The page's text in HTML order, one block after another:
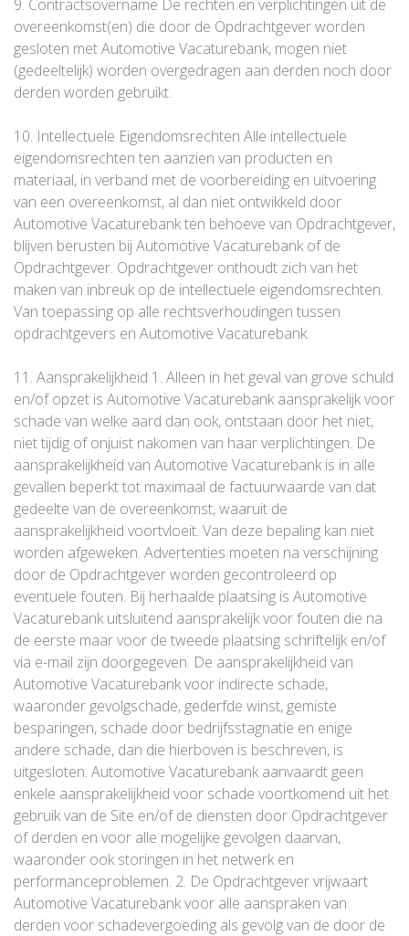
9. Contractsovername De rechten en verplichtingen uit de
overeenkomst(en) die door de Opdrachtgever worden
gesloten met Automotive Vacaturebank, mogen niet
(gedeeltelijk) worden overgedragen aan derden noch door
derden worden gebruikt.
10. Intellectuele Eigendomsrechten Alle intellectuele
eigendomsrechten ten aanzien van producten en
materiaal, in verband met de voorbereiding en uitvoering
van een overeenkomst, al dan niet ontwikkeld door
Automotive Vacaturebank ten behoeve van Opdrachtgever,
blijven berusten bij Automotive Vacaturebank of de
Opdrachtgever. Opdrachtgever onthoudt zich van het
maken van inbreuk op de intellectuele eigendomsrechten.
Van toepassing op alle rechtsverhoudingen tussen
opdrachtgevers en Automotive Vacaturebank.
11. Aansprakelijkheid 1. Alleen in het geval van grove schuld
en/of opzet is Automotive Vacaturebank aansprakelijk voor
schade van welke aard dan ook, ontstaan door het niet,
niet tijdig of onjuist nakomen van haar verplichtingen. De
aansprakelijkheid van Automotive Vacaturebank is in alle
gevallen beperkt tot maximaal de factuurwaarde van dat
gedeelte van de overeenkomst, waaruit de
aansprakelijkheid voortvloeit. Van deze bepaling kan niet
worden afgeweken. Advertenties moeten na verschijning
door de Opdrachtgever worden gecontroleerd op
eventuele fouten. Bij herhaalde plaatsing is Automotive
Vacaturebank uitsluitend aansprakelijk voor fouten die na
de eerste maar voor de tweede plaatsing schriftelijk en/of
via e-mail zijn doorgegeven. De aansprakelijkheid van
Automotive Vacaturebank voor indirecte schade,
waaronder gevolgschade, gederfde winst, gemiste
besparingen, schade door bedrijfsstagnatie en enige
andere schade, dan die hierboven is beschreven, is
uitgesloten. Automotive Vacaturebank aanvaardt geen
enkele aansprakelijkheid voor schade voortkomend uit het
gebruik van de Site en/of de diensten door Opdrachtgever
of derden en voor alle mogelijke gevolgen daarvan,
waaronder ook storingen in het netwerk en
performanceproblemen. 2. De Opdrachtgever vrijwaart
Automotive Vacaturebank voor alle aanspraken van
derden voor schadevergoeding als gevolg van de door de